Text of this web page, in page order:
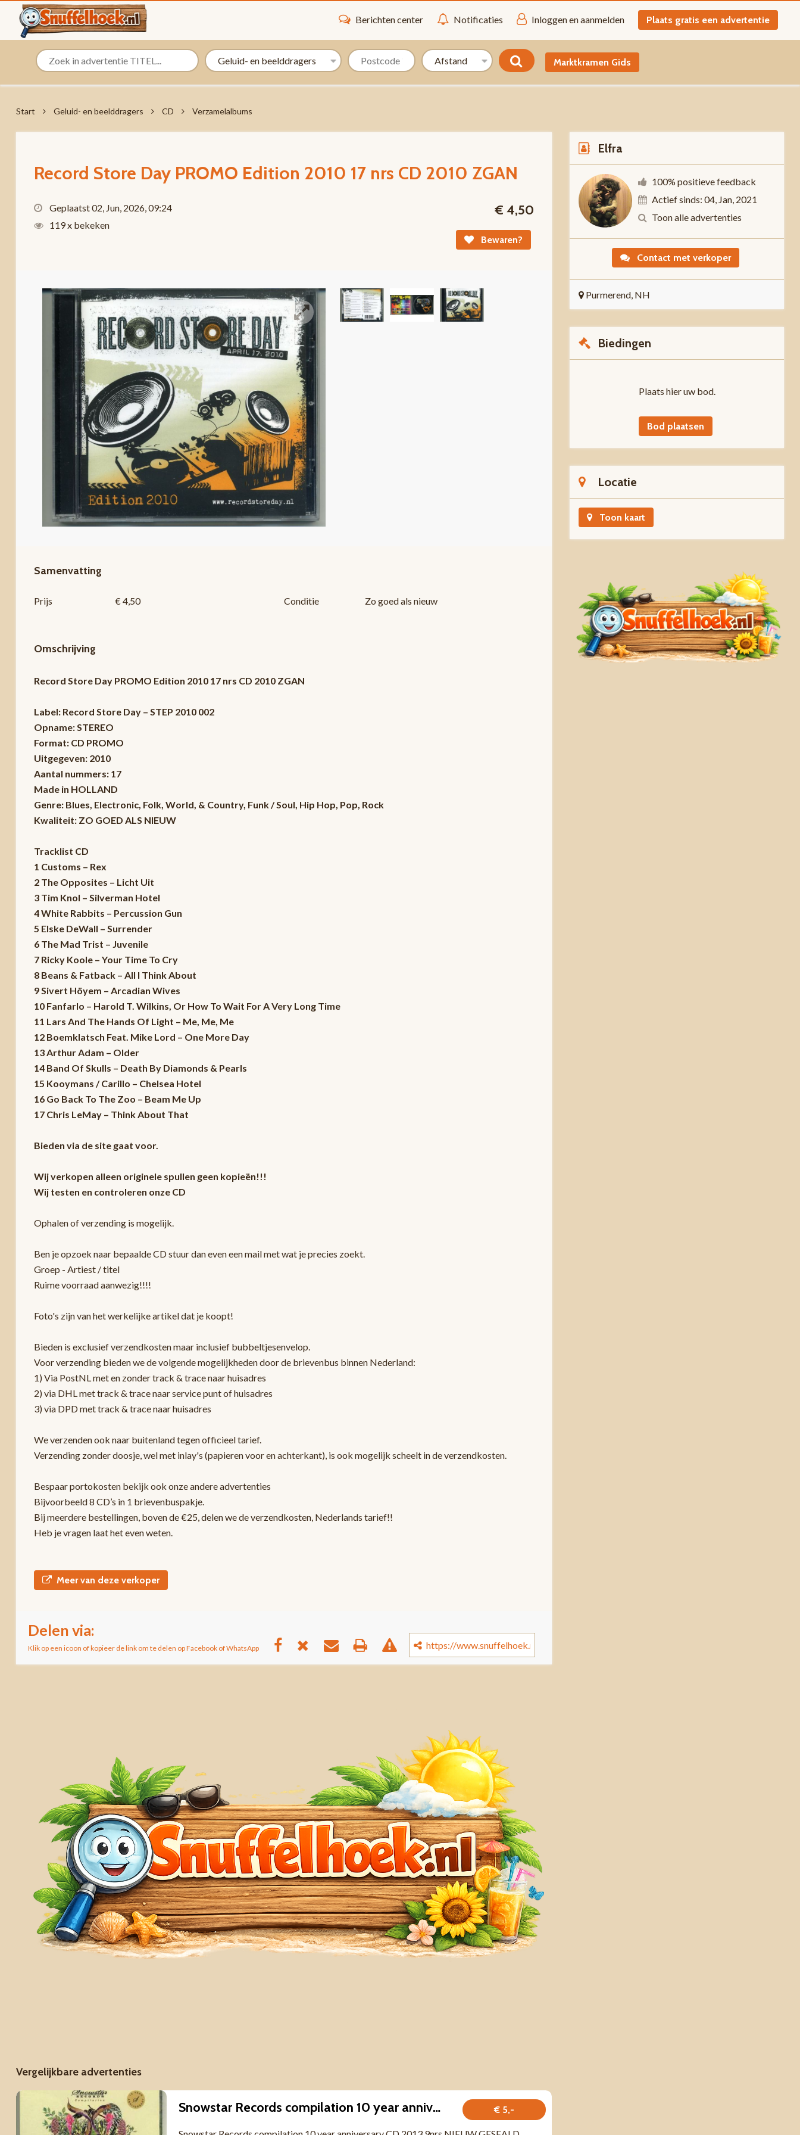
Berichten center Notificaties Inloggen en aanmelden Plaats gratis een advertentie
Marktkramen Gids
Start Geluid- en beelddragers CD Verzamelalbums
Record Store Day PROMO Edition 2010 17 nrs CD 2010 ZGAN
Geplaatst 02, Jun, 2026, 09:24
119 x bekeken
€ 4,50
Bewaren?
Samenvatting
Prijs € 4,50 Conditie Zo goed als nieuw
Omschrijving
Record Store Day PROMO Edition 2010 17 nrs CD 2010 ZGAN
Label: Record Store Day – STEP 2010 002
Opname: STEREO
Format: CD PROMO
Uitgegeven: 2010
Aantal nummers: 17
Made in HOLLAND
Genre: Blues, Electronic, Folk, World, & Country, Funk / Soul, Hip Hop, Pop, Rock
Kwaliteit: ZO GOED ALS NIEUW
Tracklist CD
1 Customs – Rex
2 The Opposites – Licht Uit
3 Tim Knol – Silverman Hotel
4 White Rabbits – Percussion Gun
5 Elske DeWall – Surrender
6 The Mad Trist – Juvenile
7 Ricky Koole – Your Time To Cry
8 Beans & Fatback – All I Think About
9 Sivert Höyem – Arcadian Wives
10 Fanfarlo – Harold T. Wilkins, Or How To Wait For A Very Long Time
11 Lars And The Hands Of Light – Me, Me, Me
12 Boemklatsch Feat. Mike Lord – One More Day
13 Arthur Adam – Older
14 Band Of Skulls – Death By Diamonds & Pearls
15 Kooymans / Carillo – Chelsea Hotel
16 Go Back To The Zoo – Beam Me Up
17 Chris LeMay – Think About That
Bieden via de site gaat voor.
Wij verkopen alleen originele spullen geen kopieën!!!
Wij testen en controleren onze CD
Ophalen of verzending is mogelijk.
Ben je opzoek naar bepaalde CD stuur dan even een mail met wat je precies zoekt.
Groep - Artiest / titel
Ruime voorraad aanwezig!!!!
Foto's zijn van het werkelijke artikel dat je koopt!
Bieden is exclusief verzendkosten maar inclusief bubbeltjesenvelop.
Voor verzending bieden we de volgende mogelijkheden door de brievenbus binnen Nederland:
1) Via PostNL met en zonder track & trace naar huisadres
2) via DHL met track & trace naar service punt of huisadres
3) via DPD met track & trace naar huisadres
We verzenden ook naar buitenland tegen officieel tarief.
Verzending zonder doosje, wel met inlay's (papieren voor en achterkant), is ook mogelijk scheelt in de verzendkosten.
Bespaar portokosten bekijk ook onze andere advertenties
Bijvoorbeeld 8 CD’s in 1 brievenbuspakje.
Bij meerdere bestellingen, boven de €25, delen we de verzendkosten, Nederlands tarief!!
Heb je vragen laat het even weten.
Meer van deze verkoper
Delen via:
Klik op een icoon of kopieer de link om te delen op Facebook of WhatsApp
Elfra
100% positieve feedback
Actief sinds: 04, Jan, 2021
Toon alle advertenties
Contact met verkoper
Purmerend, NH
Biedingen
Plaats hier uw bod.
Bod plaatsen
Locatie
Toon kaart
Vergelijkbare advertenties
€ 5,-
Snowstar Records compilation 10 year anniversary CD NIEUW